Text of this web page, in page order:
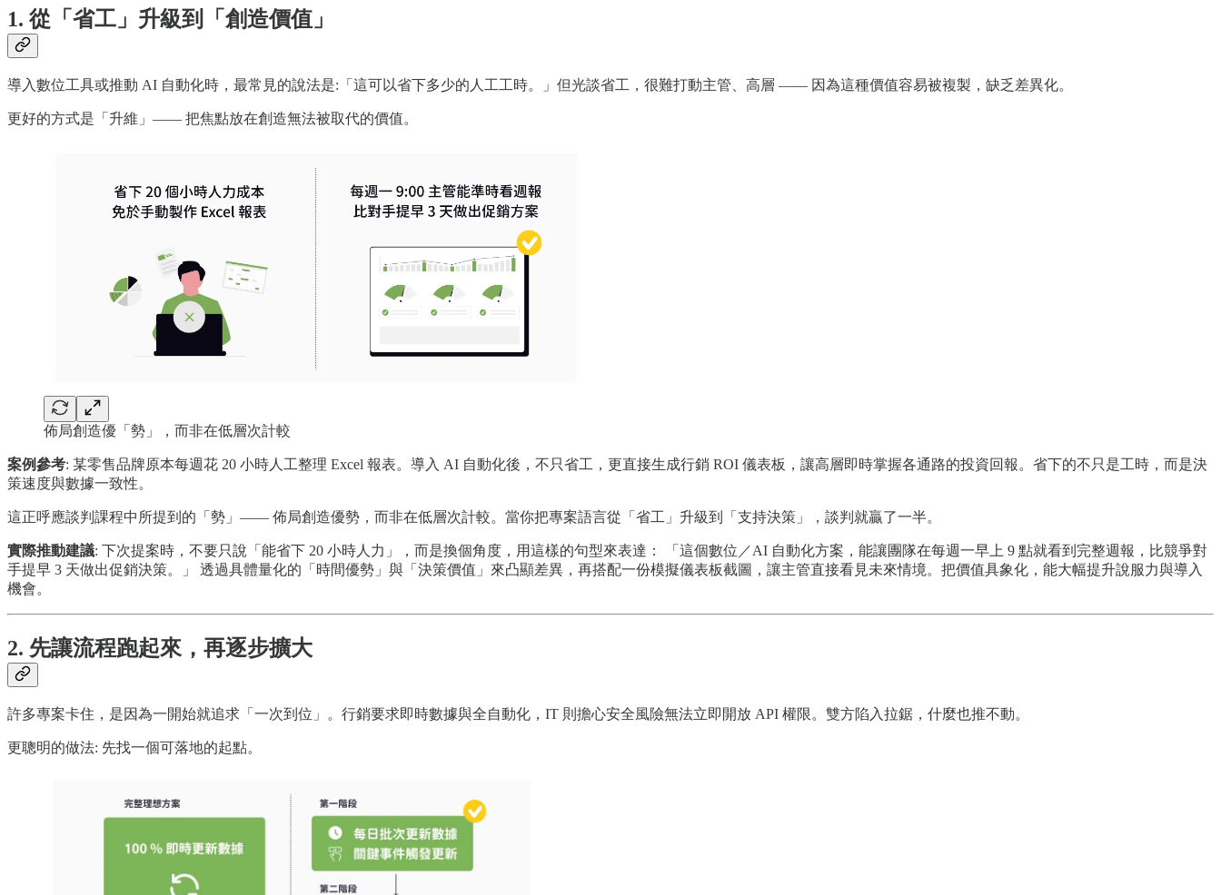
1. 從「省工」升級到「創造價值」
導入數位工具或推動 AI 自動化時，最常見的說法是:「這可以省下多少的人工工時。」但光談省工，很難打動主管、高層 —— 因為這種價值容易被複製，缺乏差異化。
更好的方式是「升維」—— 把焦點放在創造無法被取代的價值。
佈局創造優「勢」，而非在低層次計較
案例參考: 某零售品牌原本每週花 20 小時人工整理 Excel 報表。導入 AI 自動化後，不只省工，更直接生成行銷 ROI 儀表板，讓高層即時掌握各通路的投資回報。省下的不只是工時，而是決
策速度與數據一致性。
這正呼應談判課程中所提到的「勢」—— 佈局創造優勢，而非在低層次計較。當你把專案語言從「省工」升級到「支持決策」，談判就贏了一半。
實際推動建議: 下次提案時，不要只說「能省下 20 小時人力」，而是換個角度，用這樣的句型來表達： 「這個數位／AI 自動化方案，能讓團隊在每週一早上 9 點就看到完整週報，比競爭對
手提早 3 天做出促銷決策。」 透過具體量化的「時間優勢」與「決策價值」來凸顯差異，再搭配一份模擬儀表板截圖，讓主管直接看見未來情境。把價值具象化，能大幅提升說服力與導入
機會。
2. 先讓流程跑起來，再逐步擴大
許多專案卡住，是因為一開始就追求「一次到位」。行銷要求即時數據與全自動化，IT 則擔心安全風險無法立即開放 API 權限。雙方陷入拉鋸，什麼也推不動。
更聰明的做法: 先找一個可落地的起點。